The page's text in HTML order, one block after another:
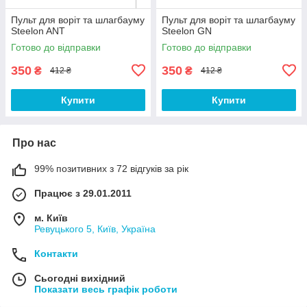
Пульт для воріт та шлагбауму
Steelon ANT
Готово до відправки
350 ₴ 412 ₴
Купити
Пульт для воріт та шлагбауму
Steelon GN
Готово до відправки
350 ₴ 412 ₴
Купити
Про нас
99% позитивних з 72 відгуків за рік
Працює з 29.01.2011
м. Київ
Ревуцького 5, Київ, Україна
Контакти
Сьогодні вихідний
Показати весь графік роботи